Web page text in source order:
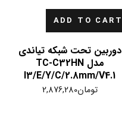
ADD TO CART
دوربین تحت شبکه تیاندی
مدل TC-C32HN
I3/E/Y/C/2.8mm/V4.1
تومان2,876,280